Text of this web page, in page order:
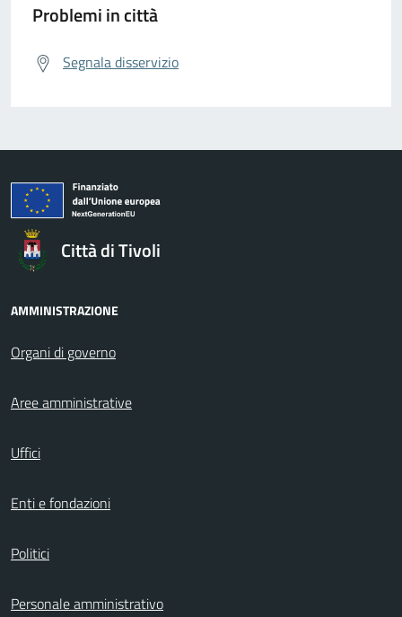
Problemi in città
Segnala disservizio
Città di Tivoli
AMMINISTRAZIONE
Organi di governo
Aree amministrative
Uffici
Enti e fondazioni
Politici
Personale amministrativo